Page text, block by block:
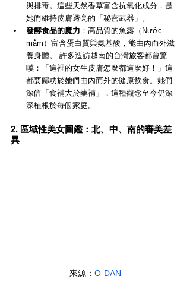
與排毒。這些天然香草富含抗氧化成分，是
她們維持皮膚透亮的「秘密武器」。
發酵食品的魔力 ：高品質的魚露（Nước
mắm）富含蛋白質與氨基酸，能由內而外滋
養身體。 許多造訪越南的台灣旅客都曾驚
嘆：「這裡的女生皮膚怎麼都這麼好！」這
都要歸功於她們由內而外的健康飲食。她們
深信「食補大於藥補」，這種觀念至今仍深
深植根於每個家庭。
2. 區域性美女圖鑑：北、中、南的審美差
異
來源： O-DAN